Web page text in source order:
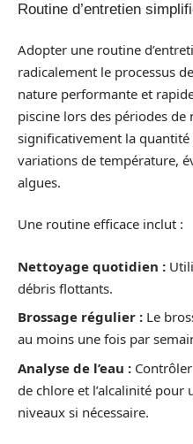
Routine d’entretien
Adopter une routine
radicalement le processus
nature performante et
piscine lors des périodes
significativement la quantité
variations de température,
algues.
Une routine efficace inclut :
Nettoyage quotidien :
débris flottants.
Brossage régulier : Le
au moins une fois par
Analyse de l’eau :
de chlore et l’alcalinité pour
niveaux si nécessaire.